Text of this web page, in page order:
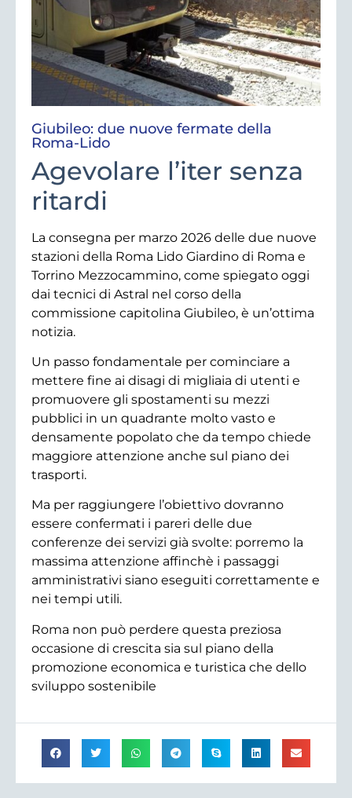
Giubileo: due nuove fermate della
Roma-Lido
Agevolare l’iter senza
ritardi
La consegna per marzo 2026 delle due nuove
stazioni della Roma Lido Giardino di Roma e
Torrino Mezzocammino, come spiegato oggi
dai tecnici di Astral nel corso della
commissione capitolina Giubileo, è un’ottima
notizia.
Un passo fondamentale per cominciare a
mettere fine ai disagi di migliaia di utenti e
promuovere gli spostamenti su mezzi
pubblici in un quadrante molto vasto e
densamente popolato che da tempo chiede
maggiore attenzione anche sul piano dei
trasporti.
Ma per raggiungere l’obiettivo dovranno
essere confermati i pareri delle due
conferenze dei servizi già svolte: porremo la
massima attenzione affinchè i passaggi
amministrativi siano eseguiti correttamente e
nei tempi utili.
Roma non può perdere questa preziosa
occasione di crescita sia sul piano della
promozione economica e turistica che dello
sviluppo sostenibile